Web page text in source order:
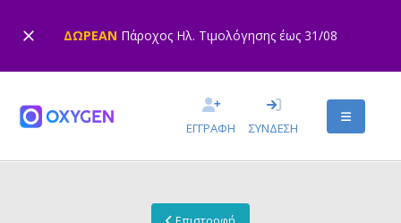
ΔΩΡΕΑΝ Πάροχος Ηλ. Τιμολόγησης έως 31/08
ΕΓΓΡΑΦΗ ΣΥΝΔΕΣΗ